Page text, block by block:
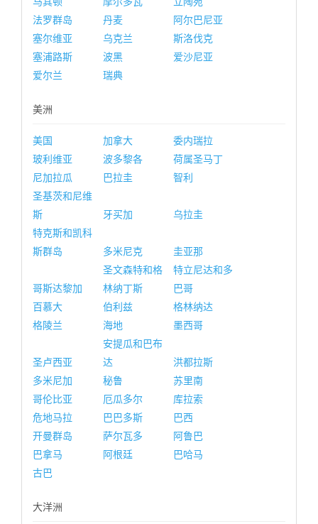
法罗群岛
丹麦
阿尔巴尼亚
塞尔维亚
乌克兰
斯洛伐克
塞浦路斯
波黑
爱沙尼亚
爱尔兰
瑞典
美洲
美国 加拿大
委内瑞拉
玻利维亚
波多黎各
荷属圣马丁
尼加拉瓜
巴拉圭
智利
圣基茨和尼维
斯
牙买加
乌拉圭
特克斯和凯科
斯群岛
多米尼克 圭亚那
哥斯达黎加
圣文森特和格
林纳丁斯
特立尼达和多
巴哥
百慕大
伯利兹
格林纳达
格陵兰
海地 墨西哥
圣卢西亚
安提瓜和巴布
达
洪都拉斯
多米尼加
秘鲁
苏里南
哥伦比亚
厄瓜多尔
库拉索
危地马拉
巴巴多斯
巴西
开曼群岛
萨尔瓦多
阿鲁巴
巴拿马
阿根廷
巴哈马
古巴
大洋洲